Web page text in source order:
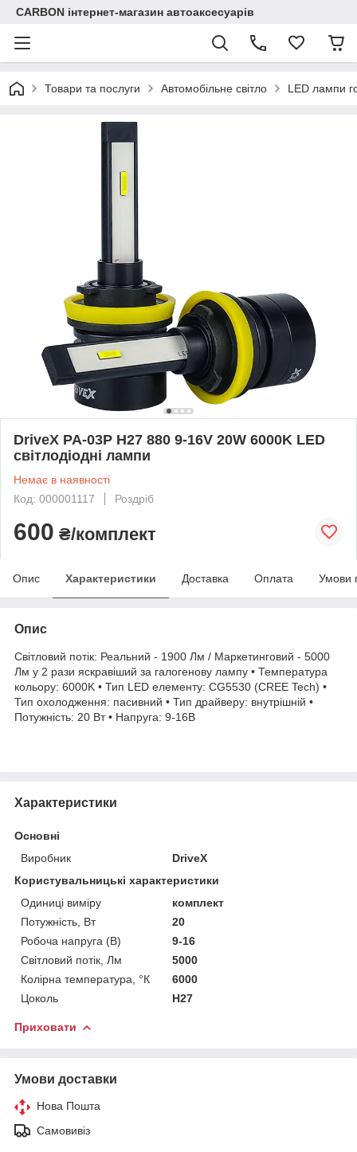
CARBON інтернет-магазин автоаксесуарів
Товари та послуги Автомобільне світло LED лампи
DriveX PA-03P H27 880 9-16V 20W 6000K LED
світлодіодні лампи
Немає в наявності
Код: 000001117
Роздріб
600 ₴/комплект
Опис Характеристики Доставка Оплата Умови
Опис
Світловий потік: Реальний - 1900 Лм / Маркетинговий - 5000
Лм у 2 рази яскравіший за галогенову лампу • Температура
кольору: 6000K • Тип LED елементу: CG5530 (CREE Tech) •
Тип охолодження: пасивний • Тип драйверу: внутрішній •
Потужність: 20 Вт • Напруга: 9-16В
Характеристики
Основні
Виробник
DriveX
Користувальницькі характеристики
Одиниці виміру
комплект
Потужність, Вт
20
Робоча напруга (В)
9-16
Світловий потік, Лм
5000
Колірна температура, °К
6000
Цоколь
H27
Приховати
Умови доставки
Нова Пошта
Самовивіз